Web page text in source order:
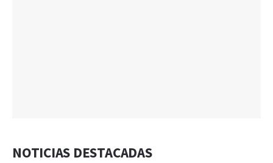
NOTICIAS DESTACADAS